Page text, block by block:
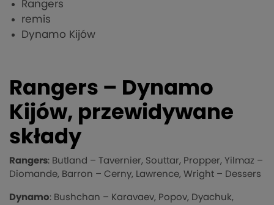
Rangers
remis
Dynamo Kijów
Rangers – Dynamo
Kijów, przewidywane
składy
Rangers: Butland – Tavernier, Souttar, Propper, Yilmaz –
Diomande, Barron – Cerny, Lawrence, Wright – Dessers
Dynamo: Bushchan – Karavaev, Popov, Dyachuk,